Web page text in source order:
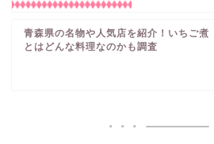
青森県の名物や人気店を紹介！いちご煮
とはどんな料理なのかも調査